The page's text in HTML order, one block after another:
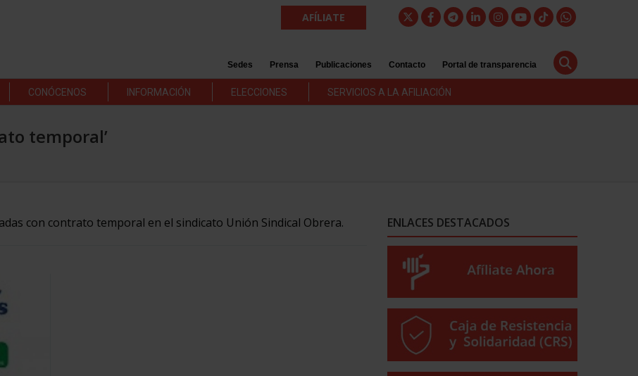
AFÍLIATE
Sedes Prensa Publicaciones Contacto Portal de transparencia
CONÓCENOS INFORMACIÓN ELECCIONES SERVICIOS A LA AFILIACIÓN
temporal’
con contrato temporal en el sindicato Unión Sindical Obrera. ENLACES DESTACADOS